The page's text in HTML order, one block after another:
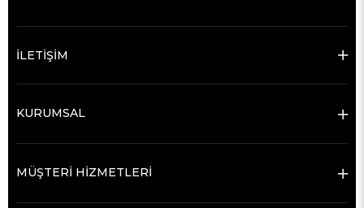
İLETİŞİM
KURUMSAL
MÜŞTERİ HİZMETLERİ